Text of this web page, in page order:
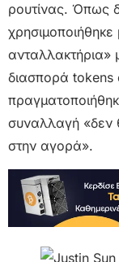
ρουτίνας. Όπως
ανταλλακτήρια»
διασπορά tokens
συναλλαγή «δεν
στην αγορά».